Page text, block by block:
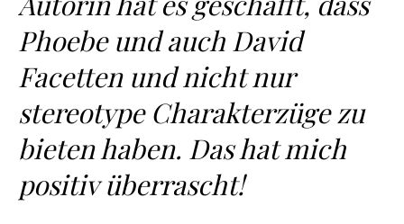
Phoebe und auch David
Facetten und nicht nur
stereotype Charakterzüge zu
bieten haben. Das hat mich
positiv überrascht!